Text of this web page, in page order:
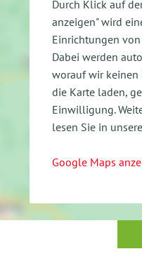
Durch Klick auf
anzeigen" wird
Einrichtungen
Dabei werden
worauf wir keinen
die Karte laden,
Einwilligung.
lesen Sie in
Google Maps